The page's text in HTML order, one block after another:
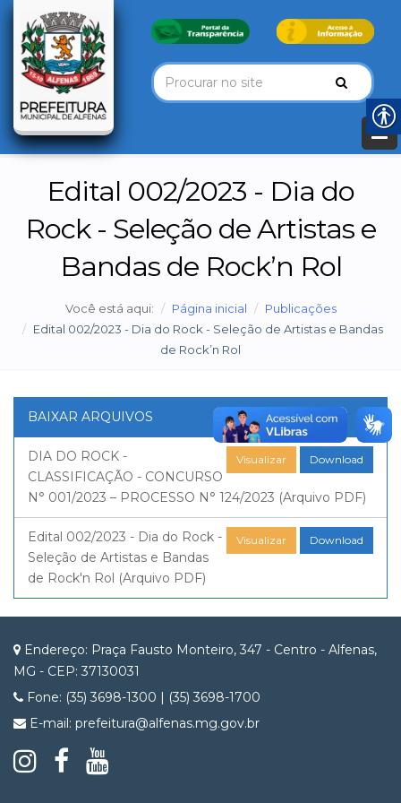
Edital 002/2023 - Dia do
Rock - Seleção de Artistas e
Bandas de Rock’n Rol
Você está aqui: Página inicial
Publicações
Edital 002/2023 - Dia do Rock - Seleção de Artistas e Bandas
de Rock’n Rol
BAIXAR ARQUIVOS
Visualizar Download
DIA DO ROCK -
CLASSIFICAÇÃO - CONCURSO
N° 001/2023 – PROCESSO N° 124/2023 (Arquivo PDF)
Visualizar Download
Edital 002/2023 - Dia do Rock -
Seleção de Artistas e Bandas
de Rock'n Rol (Arquivo PDF)
Endereço: Praça Fausto Monteiro, 347 - Centro - Alfenas,
MG - CEP: 37130031
Fone: (35) 3698-1300 | (35) 3698-1700
E-mail: prefeitura@alfenas.mg.gov.br